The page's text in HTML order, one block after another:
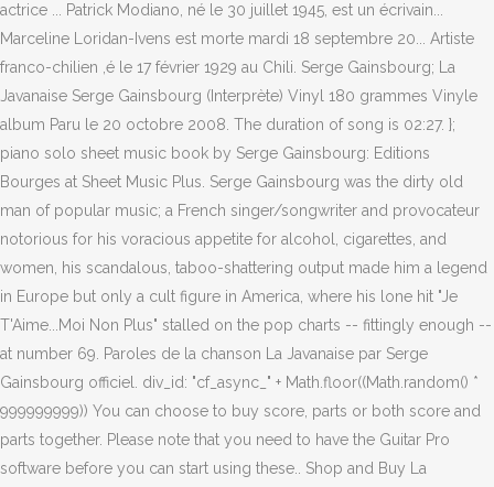
actrice ... Patrick Modiano, né le 30 juillet 1945, est un écrivain...
Marceline Loridan-Ivens est morte mardi 18 septembre 20... Artiste
franco-chilien ,é le 17 février 1929 au Chili. Serge Gainsbourg; La
Javanaise Serge Gainsbourg (Interprète) Vinyl 180 grammes Vinyle
album Paru le 20 octobre 2008. The duration of song is 02:27. };
piano solo sheet music book by Serge Gainsbourg: Editions
Bourges at Sheet Music Plus. Serge Gainsbourg was the dirty old
man of popular music; a French singer/songwriter and provocateur
notorious for his voracious appetite for alcohol, cigarettes, and
women, his scandalous, taboo-shattering output made him a legend
in Europe but only a cult figure in America, where his lone hit "Je
T'Aime...Moi Non Plus" stalled on the pop charts -- fittingly enough --
at number 69. Paroles de la chanson La Javanaise par Serge
Gainsbourg officiel. div_id: "cf_async_" + Math.floor((Math.random() *
999999999)) You can choose to buy score, parts or both score and
parts together. Please note that you need to have the Guitar Pro
software before you can start using these.. Shop and Buy La